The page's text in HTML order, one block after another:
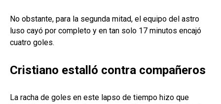
No obstante, para la segunda mitad, el equipo del astro
luso cayó por completo y en tan solo 17 minutos encajó
cuatro goles.
Cristiano estalló contra compañeros
La racha de goles en este lapso de tiempo hizo que